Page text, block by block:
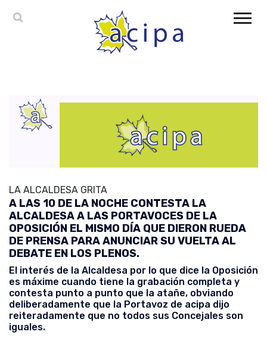
LA ALCALDESA GRITA
A LAS 10 DE LA NOCHE CONTESTA LA
ALCALDESA A LAS PORTAVOCES DE LA
OPOSICIÓN EL MISMO DÍA QUE DIERON RUEDA
DE PRENSA PARA ANUNCIAR SU VUELTA AL
DEBATE EN LOS PLENOS.
El interés de la Alcaldesa por lo que dice la Oposición
es máxime cuando tiene la grabación completa y
contesta punto a punto que la atañe, obviando
deliberadamente que la Portavoz de acipa dijo
reiteradamente que no todos sus Concejales son
iguales.